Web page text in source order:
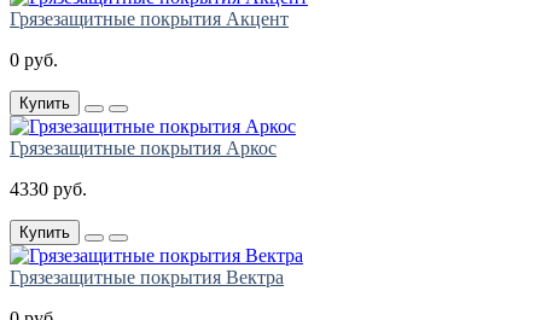
Грязезащитные покрытия Акцент
0 руб.
Купить
Грязезащитные покрытия Аркос
4330 руб.
Купить
Грязезащитные покрытия Вектра